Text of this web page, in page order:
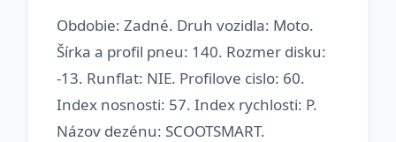
Obdobie: Zadné. Druh vozidla: Moto.
Šírka a profil pneu: 140. Rozmer disku:
-13. Runflat: NIE. Profilove cislo: 60.
Index nosnosti: 57. Index rychlosti: P.
Názov dezénu: SCOOTSMART.